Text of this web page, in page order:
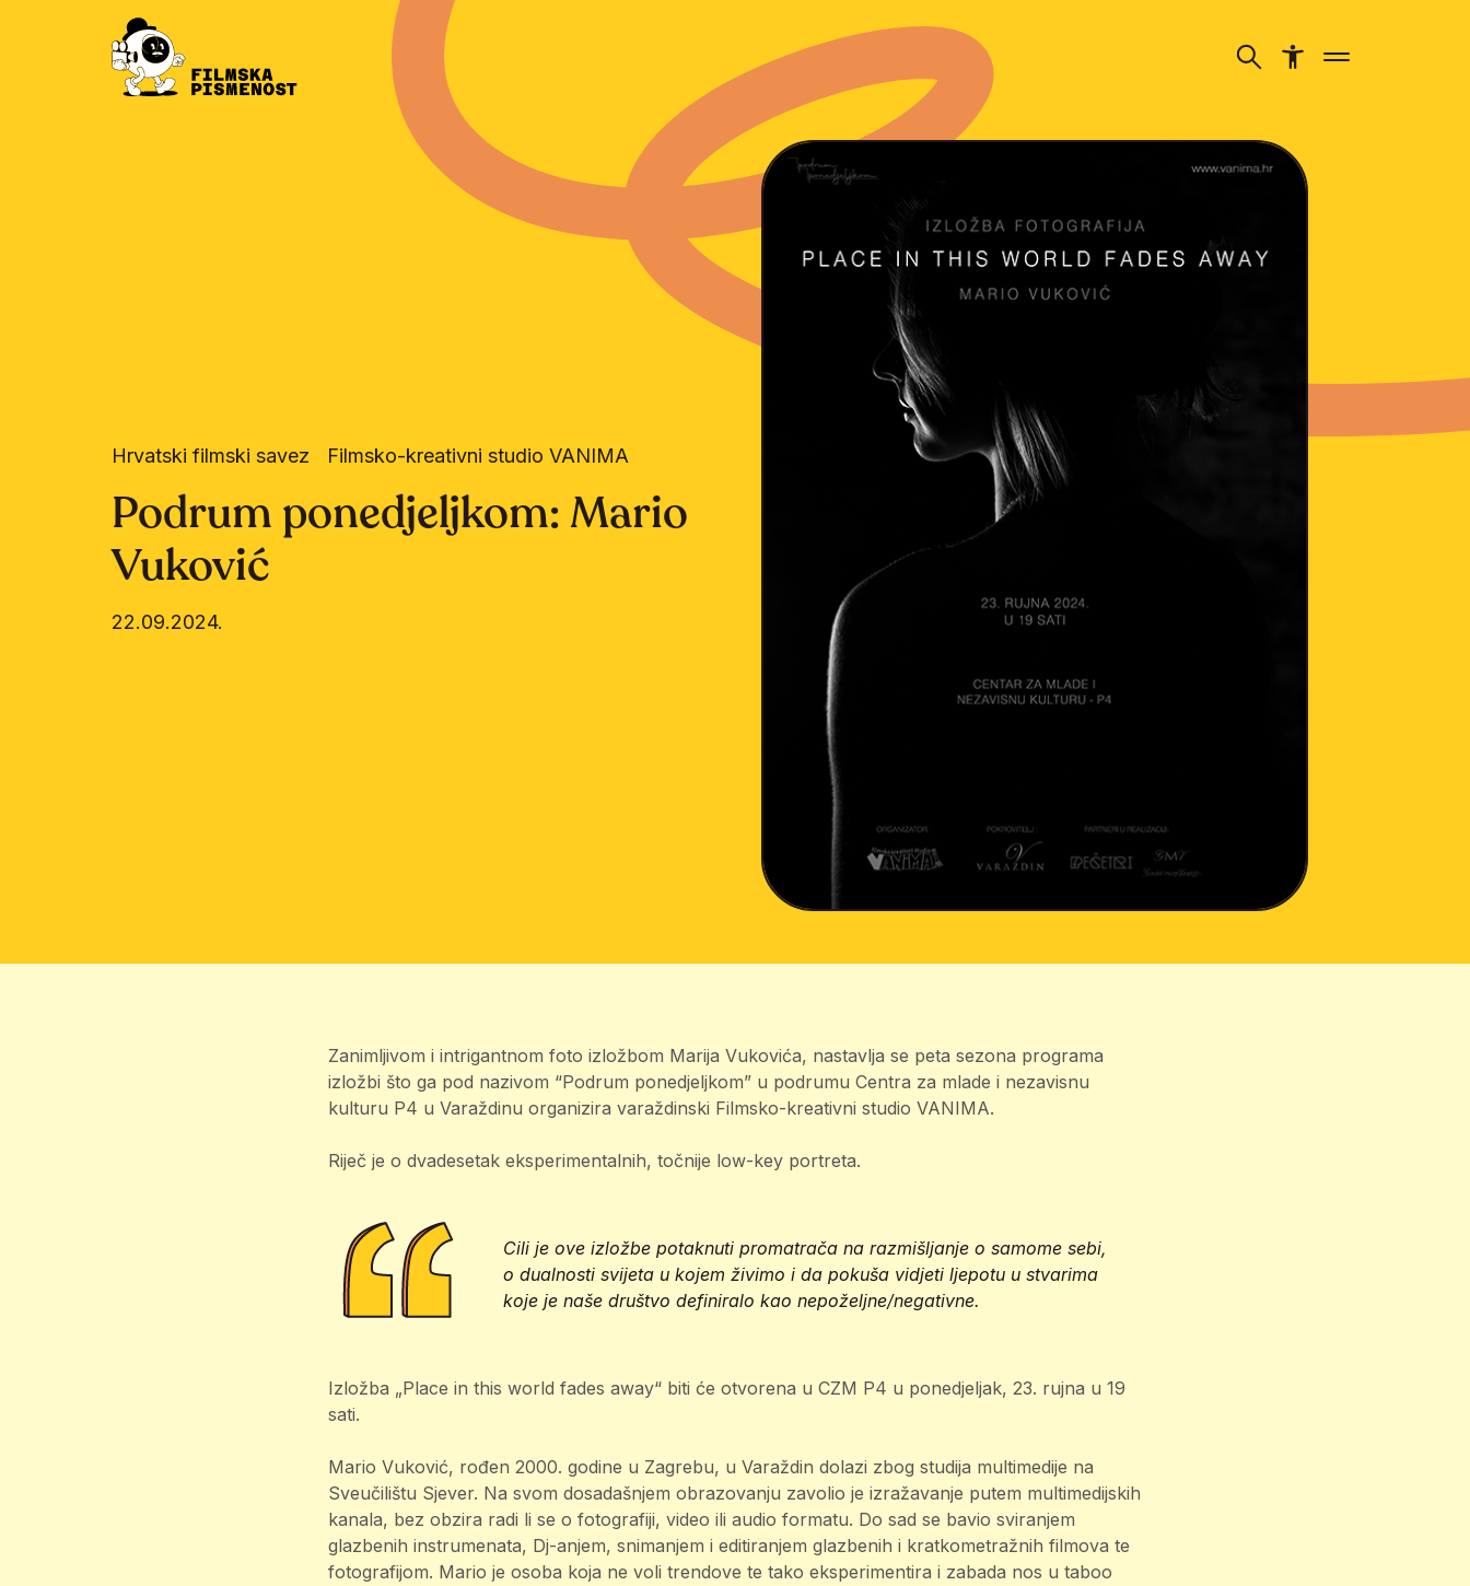
Hrvatski filmski savez Filmsko-kreativni studio VANIMA
Podrum ponedjeljkom: Mario
Vuković
22.09.2024.
Zanimljivom i intrigantnom foto izložbom Marija Vukovića, nastavlja se peta sezona programa
izložbi što ga pod nazivom “Podrum ponedjeljkom” u podrumu Centra za mlade i nezavisnu
kulturu P4 u Varaždinu organizira varaždinski Filmsko-kreativni studio VANIMA.
Riječ je o dvadesetak eksperimentalnih, točnije low-key portreta.
Cili je ove izložbe potaknuti promatrača na razmišljanje o samome sebi,
o dualnosti svijeta u kojem živimo i da pokuša vidjeti ljepotu u stvarima
koje je naše društvo definiralo kao nepoželjne/negativne.
Izložba „Place in this world fades away“ biti će otvorena u CZM P4 u ponedjeljak, 23. rujna u 19
sati.
Mario Vuković, rođen 2000. godine u Zagrebu, u Varaždin dolazi zbog studija multimedije na
Sveučilištu Sjever. Na svom dosadašnjem obrazovanju zavolio je izražavanje putem multimedijskih
kanala, bez obzira radi li se o fotografiji, video ili audio formatu. Do sad se bavio sviranjem
glazbenih instrumenata, Dj-anjem, snimanjem i editiranjem glazbenih i kratkometražnih filmova te
fotografijom. Mario je osoba koja ne voli trendove te tako eksperimentira i zabada nos u taboo